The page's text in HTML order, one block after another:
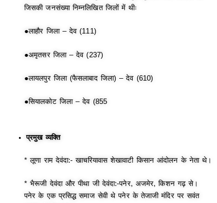
जिसकी जनसंख्या निम्नलिखित जिलों में थीः
●लाहौर जिला – देव (111)
●अमृतसर जिला – देव (237)
●लायलपुर जिला (फैसलाबाद जिला) – देव (610)
●सियालकोट जिला – देव (855
प्रमुख व्यक्ति
* लूणा राम देवंदा:- खाचरियावास शेखावाटी किसान आंदोलन के नेता थे।
* भैरूजी देवंदा और पीथा जी देवंदा:-पनेर, अजमेर, किशन गढ़ से।
पनेर के एक प्रसिद्ध समाज सेवी थे पनेर के तेजाजी मंदिर पर सवंत